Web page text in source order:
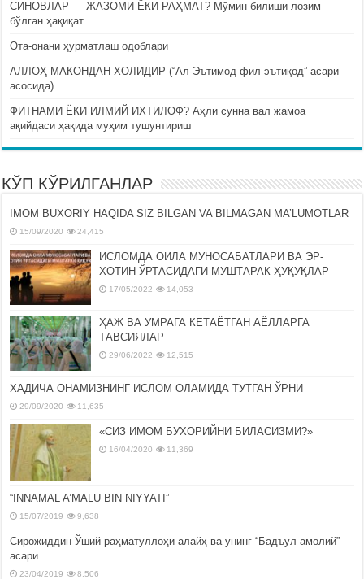
СИНОВЛАР — ЖАЗОМИ ЁКИ РАҲМАТ? Мўмин билиши лозим
бўлган ҳақиқат
Ота-онани ҳурматлаш одоблари
АЛЛОҲ МАКОНДАН ХОЛИДИР (“Ал-Эътимод фил эътиқод” асари
асосида)
ФИТНАМИ ЁКИ ИЛМИЙ ИХТИЛОФ? Аҳли сунна вал жамоа
ақийдаси ҳақида муҳим тушунтириш
КЎП КЎРИЛГАНЛАР
IMOM BUXORIY HAQIDA SIZ BILGAN VA BILMAGAN MA’LUMOTLAR
15/09/2020 24,415
ИСЛОМДА ОИЛА МУНОСАБАТЛАРИ ВА ЭР-
ХОТИН ЎРТАСИДАГИ МУШТАРАК ҲУҚУҚЛАР
17/05/2022 14,053
ҲАЖ ВА УМРАГА КЕТАЁТГАН АЁЛЛАРГА
ТАВСИЯЛАР
29/06/2022 12,515
ХАДИЧА ОНАМИЗНИНГ ИСЛОМ ОЛАМИДА ТУТГАН ЎРНИ
29/09/2020 11,635
«СИЗ ИМОМ БУХОРИЙНИ БИЛАСИЗМИ?»
16/04/2020 11,369
“INNAMAL A’MALU BIN NIYYATI”
15/07/2019 9,638
Сирожиддин Ўший раҳматуллоҳи алайҳ ва унинг “Бадъул амолий”
асари
23/04/2019 8,506